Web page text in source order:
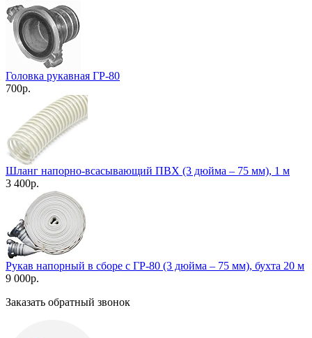
Головка рукавная ГР-80
700р.
Шланг напорно-всасывающий ПВХ (3 дюйма – 75 мм), 1 м
3 400р.
Рукав напорный в сборе с ГР-80 (3 дюйма – 75 мм), бухта 20 м
9 000р.
Заказать обратный звонок